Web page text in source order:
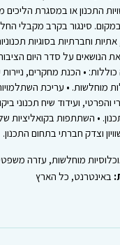
התכנון או במסגרת הליכים
סינגור בקרב מקבלי
וחברתיות בסוגיות
הנושאים על סדר היום
• הכנת מחקרים, ניירות
מוחלשות. • עריכת
ועידוד שיח תכנוני
• השתתפות בקואליציות
וצדק חברתי בתחום התכנון.
מוחלשות, עזרה
באינטרנט, כל הארץ